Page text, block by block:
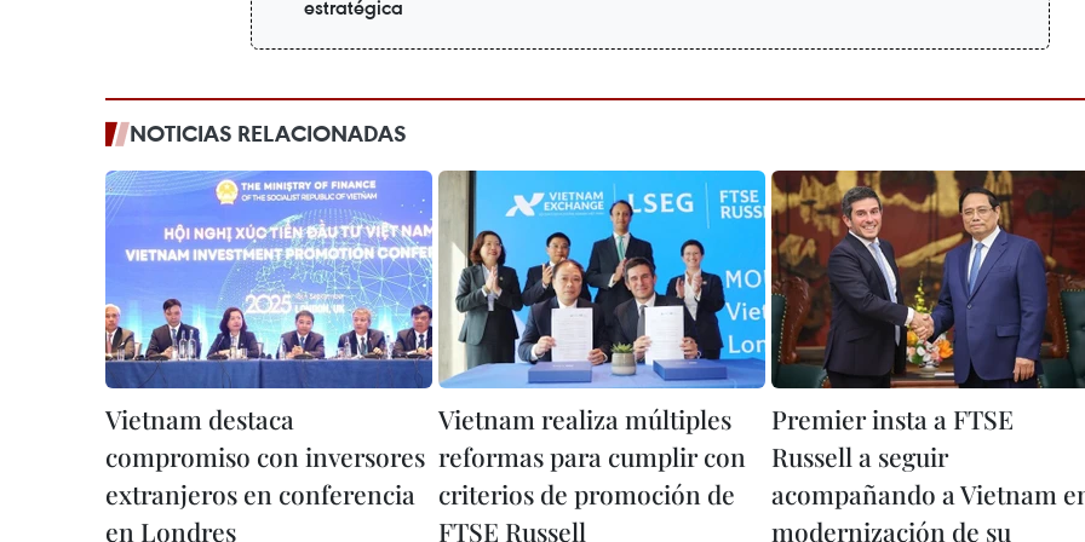
estratégica
NOTICIAS RELACIONADAS
Vietnam destaca
compromiso con inversores
extranjeros en conferencia
en Londres
Vietnam realiza múltiples
reformas para cumplir con
criterios de promoción de
FTSE Russell
Premier insta a FTSE
Russell a seguir
acompañando a Vietnam
modernización de su